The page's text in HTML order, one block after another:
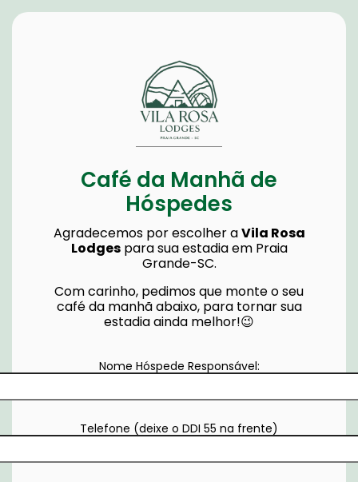
Café da Manhã de
Hóspedes
Agradecemos por escolher aVila Rosa
Lodgespara sua estadia em Praia
Grande-SC.
Com carinho, pedimos que monte o seu
café da manhã abaixo, para tornar sua
estadia ainda melhor!😉
Nome Hóspede Responsável:
Telefone (deixe o DDI 55 na frente)